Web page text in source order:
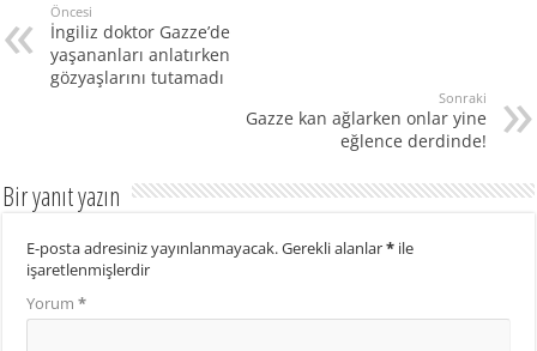
Öncesi
İngiliz doktor Gazze’de
yaşananları anlatırken
gözyaşlarını tutamadı
Sonraki
Gazze kan ağlarken onlar yine
eğlence derdinde!
Bir yanıt yazın
E-posta adresiniz yayınlanmayacak.Gerekli alanlar* ile
işaretlenmişlerdir
Yorum*